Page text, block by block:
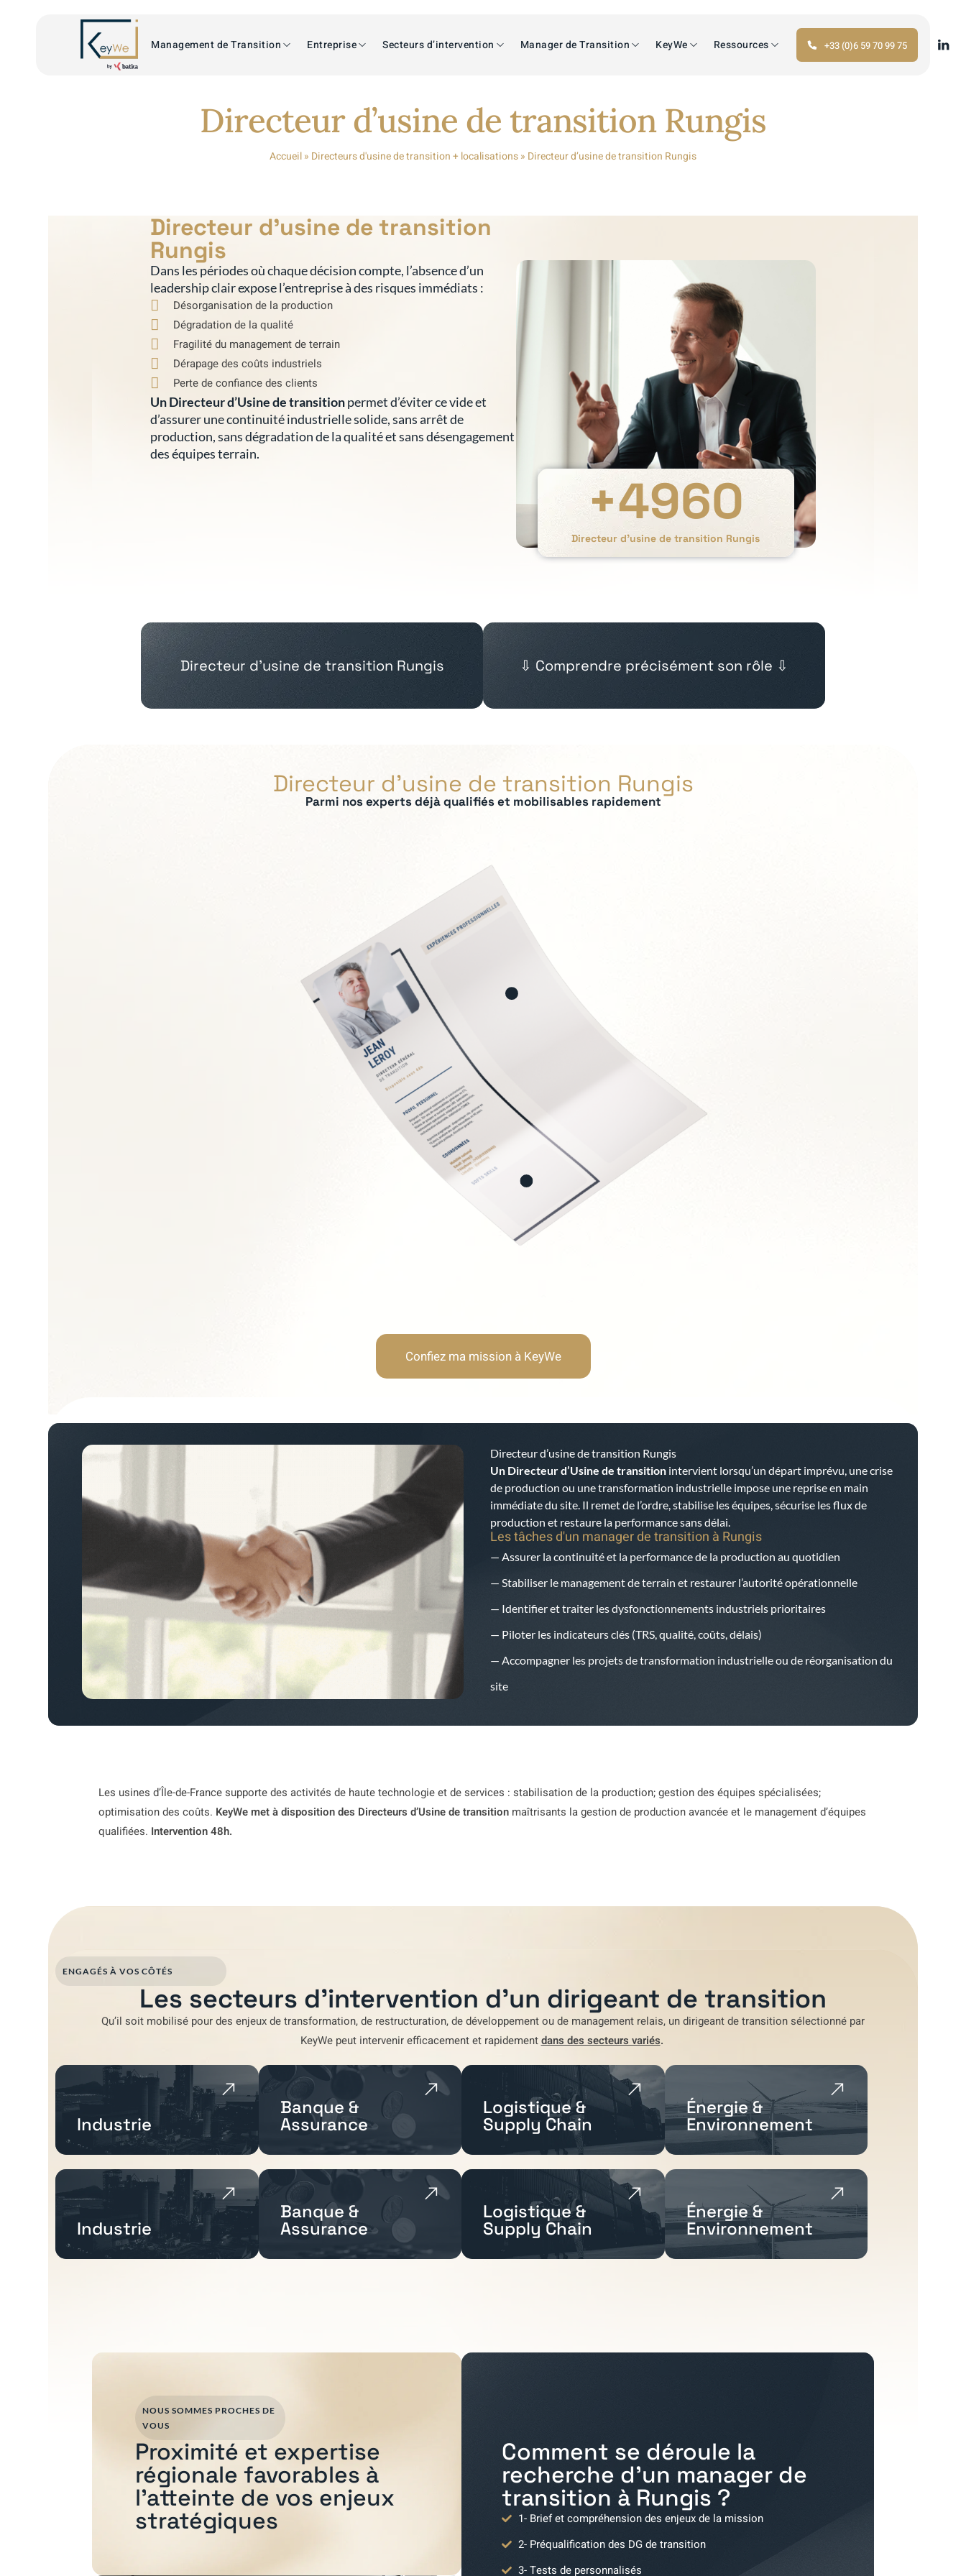
Management de Transition Entreprise Secteurs d’intervention Manager de Transition KeyWe Ressources +33 (0)6 59 70 99 75
Directeur d’usine de transition Rungis
Accueil» Directeurs d'usine de transition + localisations» Directeur d’usine de transition Rungis
Directeur d’usine de transition
Rungis
Dans les périodes où chaque décision compte, l’absence d’un
leadership clair expose l’entreprise à des risques immédiats :
Désorganisation de la production
Dégradation de la qualité
Fragilité du management de terrain
Dérapage des coûts industriels
Perte de confiance des clients
Un Directeur d’Usine de transitionpermet d’éviter ce vide et
d’assurer une continuité industrielle solide, sans arrêt de
production, sans dégradation de la qualité et sans désengagement
des équipes terrain.
Directeur d’usine de transition Rungis
+4960
Directeur d’usine de transition Rungis ⇩ Comprendre précisément son rôle ⇩
Directeur d’usine de transition Rungis
Parmi nos experts déjà qualifiés et mobilisables rapidement
Soft Skills recherchées :
Autorité naturelle et présence terrain
Réactivité et sens des priorités
Rigueur et orienté résultats
Capacité à fédérer des équipes opérationnelles
Pilotage de la production
Lean manufacturing
Qualité/sécurité/conformité QHSE
Gestion des équipes de production
Maintenance industrielle
Gestion des coûts industriels
Confiez ma mission à KeyWe
Directeur d’usine de transition Rungis
Un Directeur d’Usine de transition intervient lorsqu’un départ imprévu, une crise
de production ou une transformation industrielle impose une reprise en main
immédiate du site. Il remet de l’ordre, stabilise les équipes, sécurise les flux de
production et restaure la performance sans délai.
Les tâches d'un manager de transition à Rungis
— Assurer la continuité et la performance de la production au quotidien
— Stabiliser le management de terrain et restaurer l’autorité opérationnelle
— Identifier et traiter les dysfonctionnements industriels prioritaires
— Piloter les indicateurs clés (TRS, qualité, coûts, délais)
— Accompagner les projets de transformation industrielle ou de réorganisation du
site
Les usines d’Île-de-France supporte des activités de haute technologie et de services : stabilisation de la production; gestion des équipes spécialisées;
optimisation des coûts. KeyWe met à disposition des Directeurs d’Usine de transition maîtrisants la gestion de production avancée et le management d’équipes
qualifiées. Intervention 48h.
ENGAGÉS À VOS CÔTÉS
Les secteurs d'intervention d'un dirigeant de transition
Qu’il soit mobilisé pourdes enjeux de transformation,de restructuration,de développementou de management relais, un dirigeant de transition sélectionné par
KeyWepeut intervenir efficacement et rapidementdans des secteurs variés.
Industrie
Banque &
Assurance
Logistique &
Supply Chain
Énergie &
Environnement
Industrie
Banque &
Assurance
Logistique &
Supply Chain
Énergie &
Environnement
Comment se déroule la
recherche d'un manager de
transition à Rungis ?
1- Brief et compréhension des enjeux de la mission
2- Préqualification des DG de transition
3- Tests de personnalisés
NOUS SOMMES PROCHES DE
VOUS
Proximité et expertise
régionale favorables à
l'atteinte de vos enjeux
stratégiques